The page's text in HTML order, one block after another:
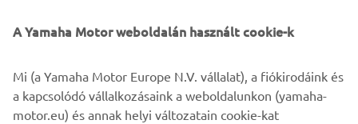
should log on to https://niken.yamaha-motor.eu and
Yamaha will notify all applicants within 3 working days if a
unit is allocated to them, and if your registration is
accepted you will receive details of the supplying dealer as
A Yamaha Motor weboldalán használt cookie-k
Mi (a Yamaha Motor Europe N.V. vállalat), a fiókirodáink és
a kapcsolódó vállalkozásaink a weboldalunkon (yamaha-
motor.eu) és annak helyi változatain cookie-kat